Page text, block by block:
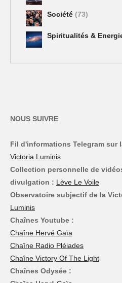
Société (73)
Spiritualités &
NOUS SUIVRE
Fil d'informations Telegram sur
Victoria Luminis
Collection personnelle de
divulgation : Lève Le Voile
Observatoire subjectif de la
Luminis
Chaînes Youtube :
Chaîne Hervé Gaïa
Chaîne Radio Pléiades
Chaîne Victory Of The Light
Chaînes Odysée :